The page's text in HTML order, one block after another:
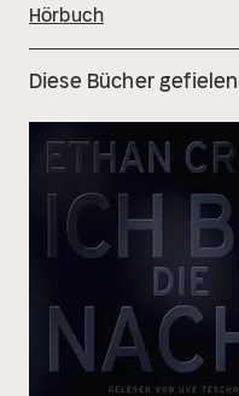
Hörbuch
Diese Bücher